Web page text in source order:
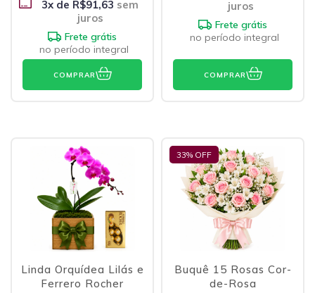
3x de R$91,63 sem
juros
Frete grátis
no período integral
COMPRAR
juros
Frete grátis
no período integral
COMPRAR
Linda Orquídea Lilás e
Ferrero Rocher
33% OFF
Buquê 15 Rosas Cor-
de-Rosa